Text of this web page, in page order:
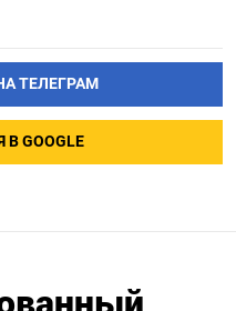
ТЕЛЕГРАМ
GOOGLE